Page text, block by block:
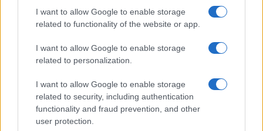
I want to allow Google to enable storage
related to functionality of the website or app.
I want to allow Google to enable storage
related to personalization.
I want to allow Google to enable storage
related to security, including authentication
functionality and fraud prevention, and other
user protection.
#Savo Minić #snsd #cik